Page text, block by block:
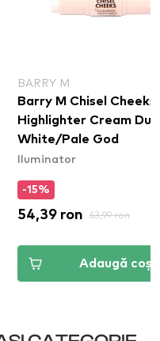
BARRY M
Barry M Chisel Cheeks
Highlighter Cream Duo
White/Pale God
Iluminator
-15%
54,39 ron 63,99 ron
Adaugă coș